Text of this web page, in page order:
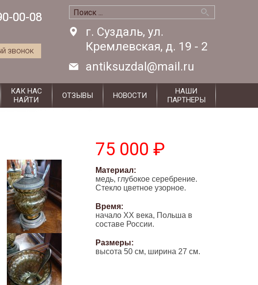
00-08
г. Суздаль, ул.
Кремлевская, д. 19 - 2
antiksuzdal@mail.ru
звонок
00-08
КАК НАС
НАЙТИ
ОТЗЫВЫ НОВОСТИ
НАШИ
ПАРТНЕРЫ
75 000 ₽
Материал:
медь, глубокое серебрение.
Стекло цветное узорное.
Время:
начало XX века, Польша в
составе России.
Размеры:
высота 50 см, ширина 27 см.